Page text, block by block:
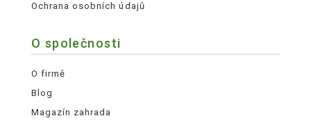
Ochrana osobních údajů
O společnosti
O firmě
Blog
Magazín zahrada